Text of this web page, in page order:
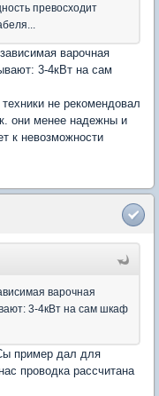
превосходит
варочная
3-4кВт на сам
не рекомендовал
они менее надежны и
к невозможности
варочная
3-4кВт на сам шкаф
пример дал для
проводка рассчитана